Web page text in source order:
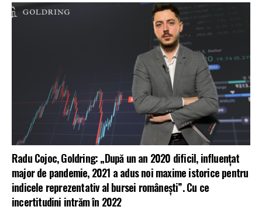
Radu Cojoc, Goldring: „După un an 2020 dificil, influențat
major de pandemie, 2021 a adus noi maxime istorice pentru
indicele reprezentativ al bursei românești”. Cu ce
incertitudini intrăm în 2022